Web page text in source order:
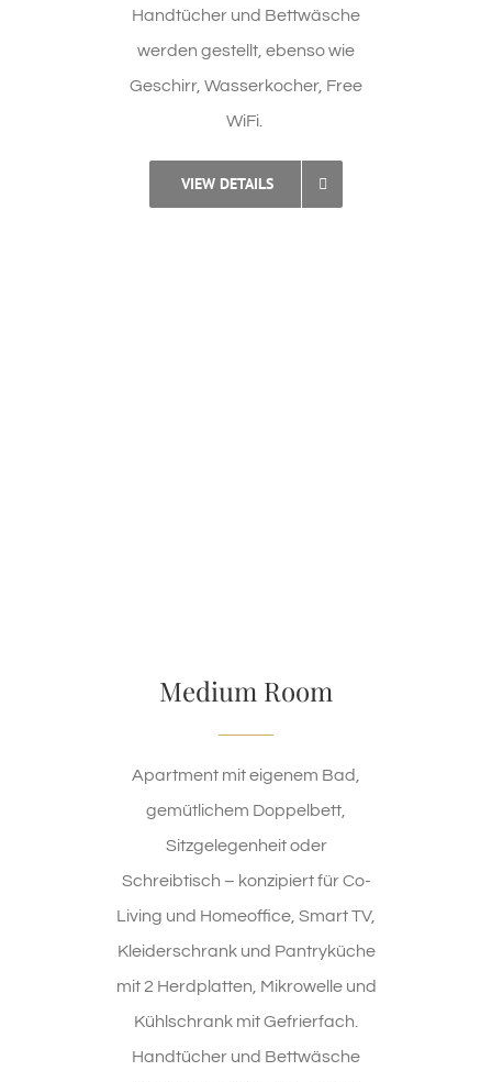
Handtücher und Bettwäsche
werden gestellt, ebenso wie
Geschirr, Wasserkocher, Free
WiFi.
VIEW DETAILS
Medium Room
Apartment mit eigenem Bad,
gemütlichem Doppelbett,
Sitzgelegenheit oder
Schreibtisch – konzipiert für Co-
Living und Homeoffice, Smart TV,
Kleiderschrank und Pantryküche
mit 2 Herdplatten, Mikrowelle und
Kühlschrank mit Gefrierfach.
Handtücher und Bettwäsche